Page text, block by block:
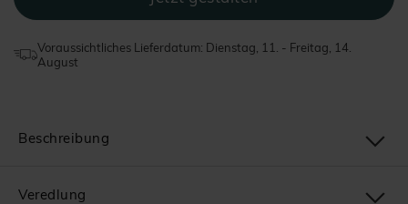
Voraussichtliches Lieferdatum: Dienstag, 11. - Freitag, 14.
August
Beschreibung
Veredlung